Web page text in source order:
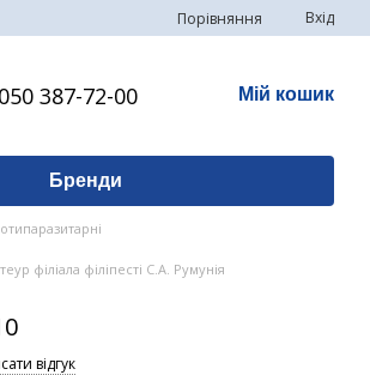
Порівняння Вхід
050 387-72-00 Мій кошик
Бренди
філіала філіпесті С.А. Румунія
відгук